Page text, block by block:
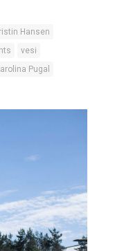
Hansen
vesi
Pugal